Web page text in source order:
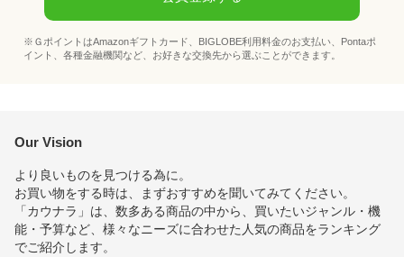
※ＧポイントはAmazonギフトカード、BIGLOBE利用料金のお支払い、Pontaポ
イント、各種金融機関など、お好きな交換先から選ぶことができます。
Our Vision
より良いものを見つける為に。
お買い物をする時は、まずおすすめを聞いてみてください。
「カウナラ」は、数多ある商品の中から、買いたいジャンル・機
能・予算など、様々なニーズに合わせた人気の商品をランキング
でご紹介します。